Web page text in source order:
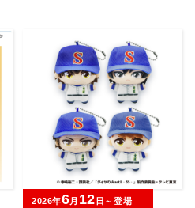
2026年6月 12 日～登場